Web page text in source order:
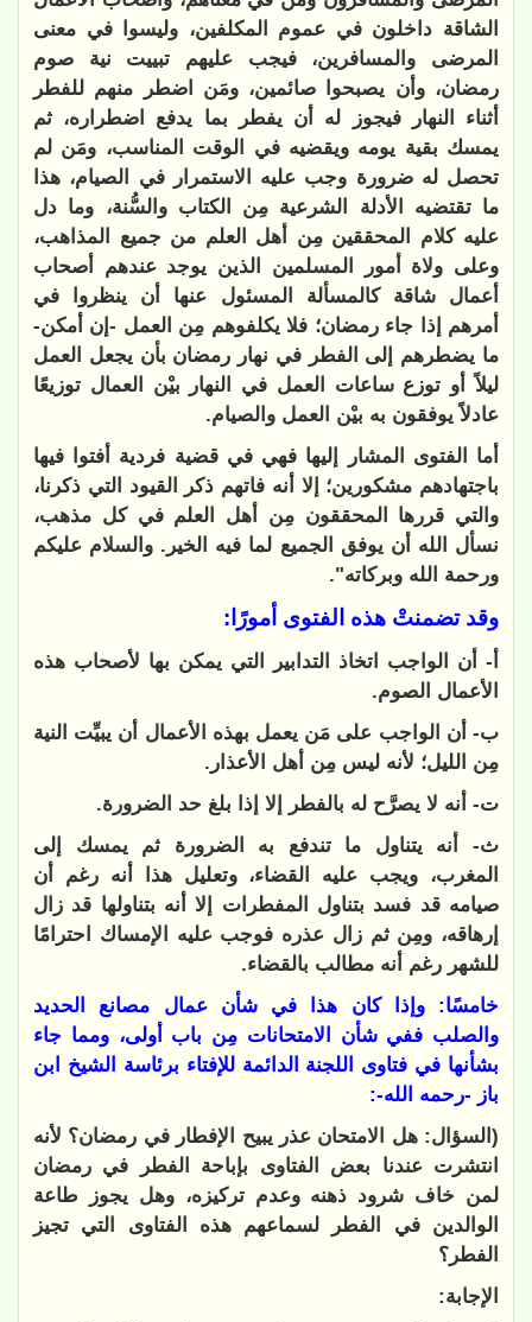
الشاقة داخلون في عموم المكلفين، وليسوا في معنى
المرضى والمسافرين، فيجب عليهم تبييت نية صوم
رمضان، وأن يصبحوا صائمين، ومَن اضطر منهم للفطر
أثناء النهار فيجوز له أن يفطر بما يدفع اضطراره، ثم
يمسك بقية يومه ويقضيه في الوقت المناسب، ومَن لم
تحصل له ضرورة وجب عليه الاستمرار في الصيام، هذا
ما تقتضيه الأدلة الشرعية مِن الكتاب والسُّنة، وما دل
عليه كلام المحققين مِن أهل العلم من جميع المذاهب،
وعلى ولاة أمور المسلمين الذين يوجد عندهم أصحاب
أعمال شاقة كالمسألة المسئول عنها أن ينظروا في
أمرهم إذا جاء رمضان؛ فلا يكلفوهم مِن العمل -إن أمكن-
ما يضطرهم إلى الفطر في نهار رمضان بأن يجعل العمل
ليلاً أو توزع ساعات العمل في النهار بيْن العمال توزيعًا
عادلاً يوفقون به بيْن العمل والصيام.
أما الفتوى المشار إليها فهي في قضية فردية أفتوا فيها
باجتهادهم مشكورين؛ إلا أنه فاتهم ذكر القيود التي ذكرنا،
والتي قررها المحققون مِن أهل العلم في كل مذهب،
نسأل الله أن يوفق الجميع لما فيه الخير. والسلام عليكم
ورحمة الله وبركاته".
وقد تضمنتْ هذه الفتوى أمورًا:
أ- أن الواجب اتخاذ التدابير التي يمكن بها لأصحاب هذه
الأعمال الصوم.
ب- أن الواجب على مَن يعمل بهذه الأعمال أن يبيِّت النية
مِن الليل؛ لأنه ليس مِن أهل الأعذار.
ت- أنه لا يصرَّح له بالفطر إلا إذا بلغ حد الضرورة.
ث- أنه يتناول ما تندفع به الضرورة ثم يمسك إلى
المغرب، ويجب عليه القضاء، وتعليل هذا أنه رغم أن
صيامه قد فسد بتناول المفطرات إلا أنه بتناولها قد زال
إرهاقه، ومِن ثم زال عذره فوجب عليه الإمساك احترامًا
للشهر رغم أنه مطالب بالقضاء.
خامسًا: وإذا كان هذا في شأن عمال مصانع الحديد
والصلب ففي شأن الامتحانات مِن باب أولى، ومما جاء
بشأنها في فتاوى اللجنة الدائمة للإفتاء برئاسة الشيخ ابن
باز -رحمه الله-:
(السؤال: هل الامتحان عذر يبيح الإفطار في رمضان؟ لأنه
انتشرت عندنا بعض الفتاوى بإباحة الفطر في رمضان
لمن خاف شرود ذهنه وعدم تركيزه، وهل يجوز طاعة
الوالدين في الفطر لسماعهم هذه الفتاوى التي تجيز
الفطر؟
الإجابة: